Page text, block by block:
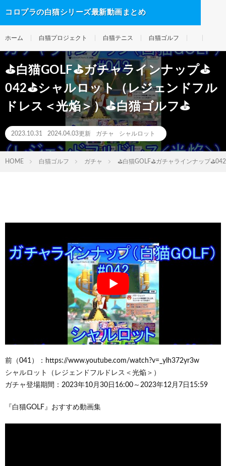
コロプラの白猫シリーズ最新動画まとめ
ホーム 白猫プロジェクト 白猫テニス 白猫ゴルフ
⛳白猫GOLF⛳ガチャラインナップ⛳
042⛳シャルロット（レジェンドフル
ドレス＜光焔＞）⛳白猫ゴルフ⛳
2023.10.31 2024.04.03更新 ガチャ シャルロット
HOME 白猫ゴルフ ガチャ ⛳白猫GOLF⛳ガチャラインナップ
前（041）：https://www.youtube.com/watch?v=_ylh372yr3w
シャルロット（レジェンドフルドレス＜光焔＞）
ガチャ登場期間：2023年10月30日16:00～2023年12月7日15:59
『白猫GOLF』おすすめ動画集